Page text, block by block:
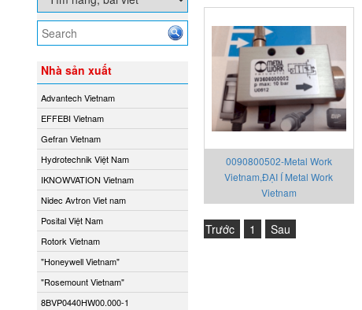
Nhà sản xuất
Advantech Vietnam
EFFEBI Vietnam
Gefran Vietnam
Hydrotechnik Việt Nam
IKNOWVATION Vietnam
Nidec Avtron Viet nam
Posital Việt Nam
Rotork Vietnam
"Honeywell Vietnam"
"Rosemount Vietnam"
8BVP0440HW00.000-1
0090800502-Metal Work
Vietnam,ĐẠI Í Metal Work
Vietnam
Trước 1 Sau